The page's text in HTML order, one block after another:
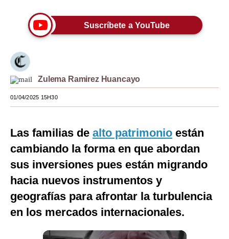
Tendencias
Lujo
Viajes
Moda
EEUU
México
España
Internacional
Tecnología
Club del Suscriptor
Suscríbete a YouTube
Zulema Ramirez Huancayo
01/04/2025 15H30
Las familias de alto patrimonio están
cambiando la forma en que abordan
sus inversiones pues están migrando
hacia nuevos instrumentos y
geografías para afrontar la turbulencia
en los mercados internacionales.